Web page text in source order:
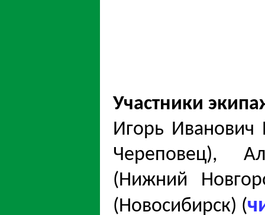
Участники
Игорь Иванович
Череповец),
(Нижний
(Новосибирск) (